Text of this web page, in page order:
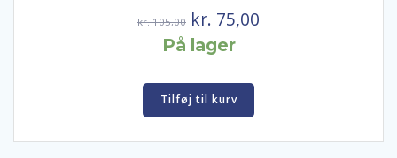
kr.105,00 Den
oprindelige
var:
kr. 105,00.
kr. 75,00
På lager
Tilføj til kurv